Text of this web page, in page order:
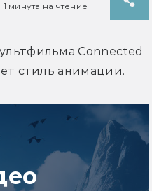
1 минута на чтение
Connected
стиль анимации.